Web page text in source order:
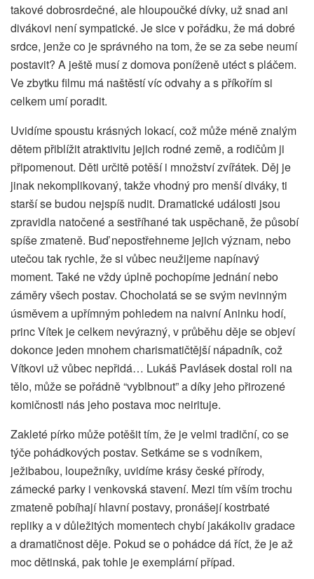
takové dobrosrdečné, ale hloupoučké dívky, už snad ani
divákovi není sympatické. Je sice v pořádku, že má dobré
srdce, jenže co je správného na tom, že se za sebe neumí
postavit? A ještě musí z domova poníženě utéct s pláčem.
Ve zbytku filmu má naštěstí víc odvahy a s příkořím si
celkem umí poradit.
Uvidíme spoustu krásných lokací, což může méně znalým
dětem přiblížit atraktivitu jejich rodné země, a rodičům ji
připomenout. Děti určitě potěší i množství zvířátek. Děj je
jinak nekomplikovaný, takže vhodný pro menší diváky, ti
starší se budou nejspíš nudit. Dramatické události jsou
zpravidla natočené a sestříhané tak uspěchaně, že působí
spíše zmateně. Buď nepostřehneme jejich význam, nebo
utečou tak rychle, že si vůbec neužijeme napínavý
moment. Také ne vždy úplně pochopíme jednání nebo
záměry všech postav. Chocholatá se se svým nevinným
úsměvem a upřímným pohledem na naivní Aninku hodí,
princ Vítek je celkem nevýrazný, v průběhu děje se objeví
dokonce jeden mnohem charismatičtější nápadník, což
Vítkovi už vůbec nepřidá… Lukáš Pavlásek dostal roli na
tělo, může se pořádně “vyblbnout” a díky jeho přirozené
komičnosti nás jeho postava moc neirituje.
Zakleté pírko může potěšit tím, že je velmi tradiční, co se
týče pohádkových postav. Setkáme se s vodníkem,
ježibabou, loupežníky, uvidíme krásy české přírody,
zámecké parky i venkovská stavení. Mezi tím vším trochu
zmateně pobíhají hlavní postavy, pronášejí kostrbaté
repliky a v důležitých momentech chybí jakákoliv gradace
a dramatičnost děje. Pokud se o pohádce dá říct, že je až
moc dětinská, pak tohle je exemplární případ.